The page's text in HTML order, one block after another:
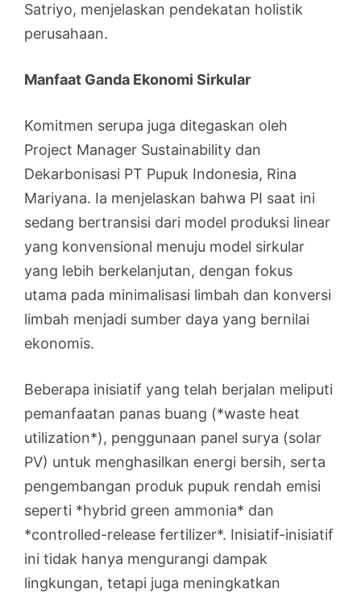
Satriyo, menjelaskan pendekatan holistik
perusahaan.
Manfaat Ganda Ekonomi Sirkular
Komitmen serupa juga ditegaskan oleh
Project Manager Sustainability dan
Dekarbonisasi PT Pupuk Indonesia, Rina
Mariyana. Ia menjelaskan bahwa PI saat ini
sedang bertransisi dari model produksi linear
yang konvensional menuju model sirkular
yang lebih berkelanjutan, dengan fokus
utama pada minimalisasi limbah dan konversi
limbah menjadi sumber daya yang bernilai
ekonomis.
Beberapa inisiatif yang telah berjalan meliputi
pemanfaatan panas buang (*waste heat
utilization*), penggunaan panel surya (solar
PV) untuk menghasilkan energi bersih, serta
pengembangan produk pupuk rendah emisi
seperti *hybrid green ammonia* dan
*controlled-release fertilizer*. Inisiatif-inisiatif
ini tidak hanya mengurangi dampak
lingkungan, tetapi juga meningkatkan